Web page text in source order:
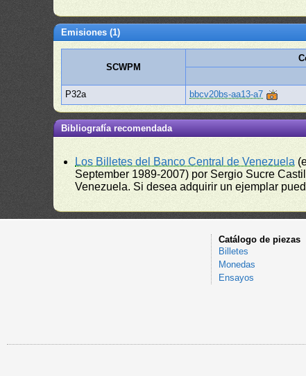
Emisiones (1)
SCWPM
P32a
bbcv20bs-aa13-a7
Bibliografía recomendada
Los Billetes del Banco Central de Venezuela
September 1989-2007) por Sergio Sucre
Venezuela. Si desea adquirir un ejemplar
Catálogo de piezas
Billetes
Monedas
Ensayos